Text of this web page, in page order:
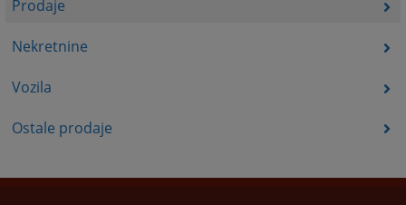
Prodaje
Nekretnine
Vozila
Ostale prodaje